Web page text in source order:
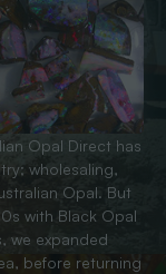
Opal Direct has
wholesaling,
Opal. But
with Black Opal
we expanded
before returning